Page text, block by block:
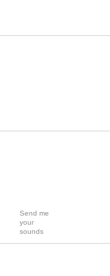
Send me
your
sounds